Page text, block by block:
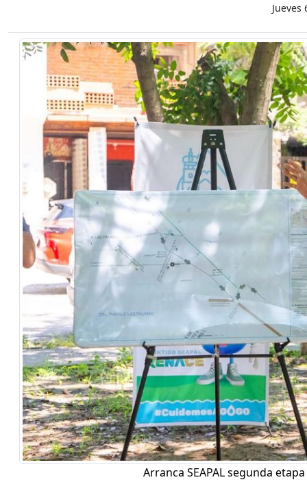
Jueves
Arranca SEAPAL segunda